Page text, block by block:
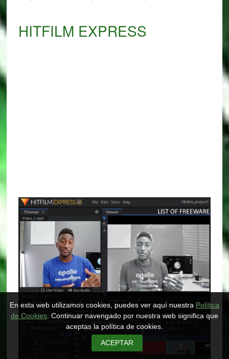
HITFILM EXPRESS
En esta web utilizamos cookies, puedes ver aquí nuestra Política
de Cookies. Continuar navengado por nuestra web significa que
aceptas la política de cookies.
ACEPTAR